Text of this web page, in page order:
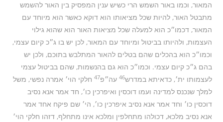
המאור, וכמו באור השמש הרי כשיש ענין המפסיק בין האור להשמש
מתבטל האור, להיות שכל מציאותו הוא דוקא כאשר הוא מיוחד עם
המאור, דכמו״כ הוא למעלה שכל מציאות האור הוא שהוא גילוי
העצמות, ולהיותו בביטול ומיוחד עם המאור, לכן יש בו ג״כ קיום עצמי,
וכמו״כ הוא בהכלים שהם בטלים להאור המתלבש בתוכם, ולכן יש
בהם ג״כ קיום עצמי. וכמו״כ הוא גם בהנשמות, שהם בביטול עצמי
לעצמותו ית׳, כדאיתא במדרש46 עה״פ47 חלקי הוי׳ אמרה נפשי, משל
למלך שנכנס למדינה ועמו דוכסין ואיפרכין כו׳, חד אמר אנא נסיב
דוכסין כו׳ וחד אמר אנא נסיב איפרכין כו׳, הי׳ שם פיקח אחד אמר
אנא נסיב מלכא, דכולהו מתחלפין ומלכא אינו מתחלף, דזהו חלקי הוי׳